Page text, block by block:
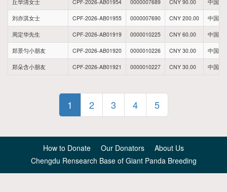
丘华清女士 CPF-2026-AB01954 0000007689 CNY 90.00 中国福
刘亦淇女士 CPF-2026-AB01955 0000007690 CNY 200.00 中国福
周定华先生 CPF-2026-AB01919 0000010225 CNY 60.00 中国江
郑景匀小朋友 CPF-2026-AB01920 0000010226 CNY 30.00 中国四
郑朵含小朋友 CPF-2026-AB01921 0000010227 CNY 30.00 中国四
1 2 3 4 5
How to Donate Our Donators
About Us
Chengdu Rensearch Base of Giant Panda Breeding